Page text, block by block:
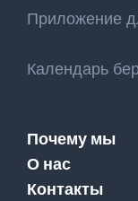
Приложение
Календарь
Почему мы
О нас
Контакты